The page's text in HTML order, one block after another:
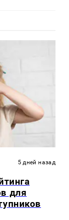
5 дней назад
для